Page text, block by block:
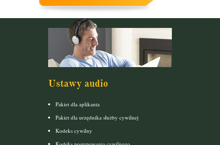
Ustawy audio
Pakiet dla aplikanta
Pakiet dla urzędnika służby cywilnej
Kodeks cywilny